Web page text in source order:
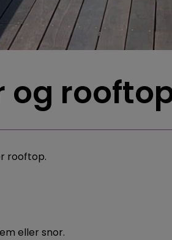
og
rooftop.
eller snor.